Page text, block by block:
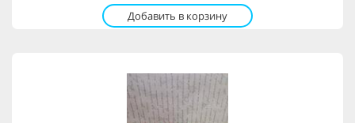
Добавить в корзину